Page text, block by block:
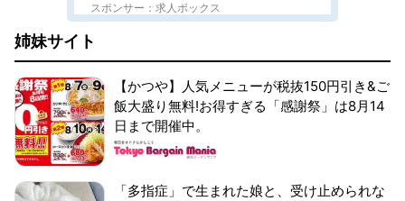
スポンサー：求人ボックス
姉妹サイト
【かつや】人気メニューが税抜150円引き&ご
飯大盛り無料!お得すぎる「感謝祭」は8月14
日まで開催中。
「多指症」で生まれた娘と、受け止められな